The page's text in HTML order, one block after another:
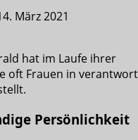
März 2021
hat im Laufe ihrer
oft Frauen in
Persönlichkeit